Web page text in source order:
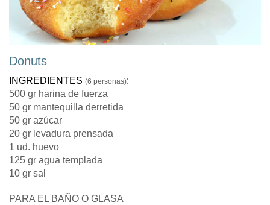
Donuts
INGREDIENTES (6 personas):
500 gr harina de fuerza
50 gr mantequilla derretida
50 gr azúcar
20 gr levadura prensada
1 ud. huevo
125 gr agua templada
10 gr sal
PARA EL BAÑO O GLASA